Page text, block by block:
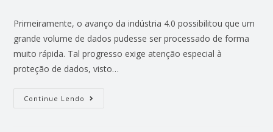
Primeiramente, o avanço da indústria 4.0 possibilitou que um
grande volume de dados pudesse ser processado de forma
muito rápida. Tal progresso exige atenção especial à
proteção de dados, visto…
Continue Lendo